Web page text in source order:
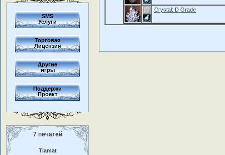
SMS
Услуги
Торговая
Лицензия
Другие
игры
Поддержи
Проект
7 печатей
Tiamat
Crystal: D Grade